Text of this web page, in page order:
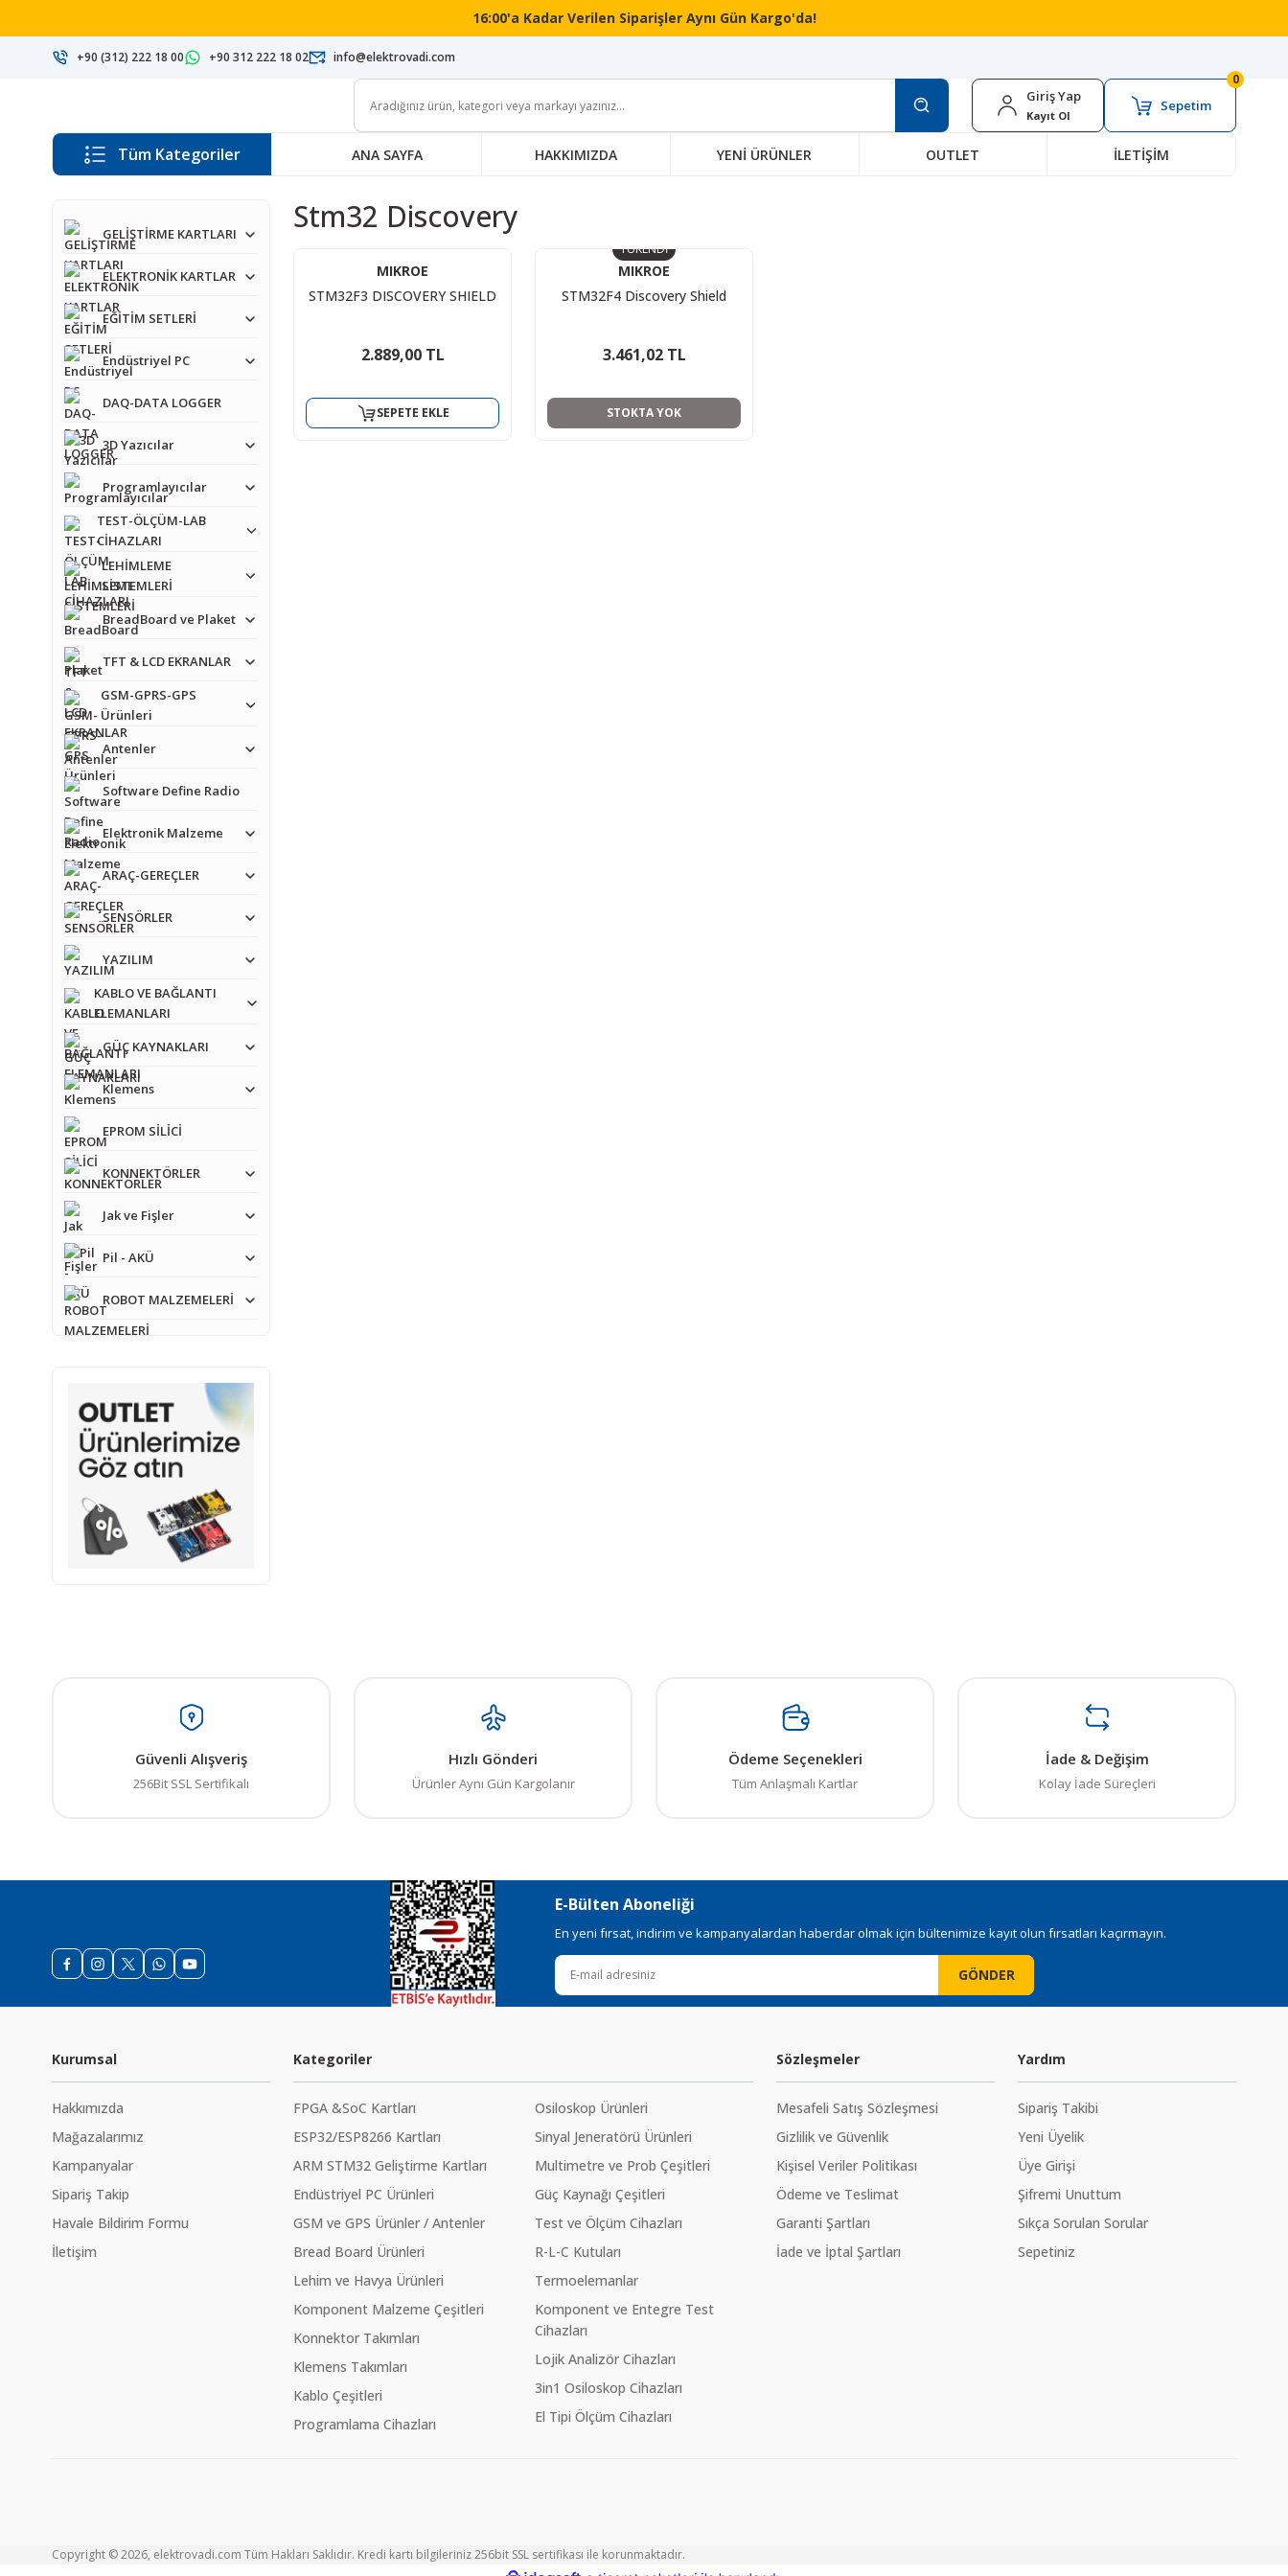
16:00'a Kadar Verilen Siparişler Aynı Gün Kargo'da!
+90 (312) 222 18 00 +90 312 222 18 02 info@elektrovadi.com
Giriş Yap
Kayıt Ol
Sepetim
0
Tüm Kategoriler ANA SAYFA HAKKIMIZDA YENİ ÜRÜNLER OUTLET İLETİŞİM
GELİŞTİRME KARTLARI
ELEKTRONİK KARTLAR
EĞİTİM SETLERİ
Endüstriyel PC
DAQ-DATA LOGGER
3D Yazıcılar
Programlayıcılar
TEST-ÖLÇÜM-LAB
CİHAZLARI
LEHİMLEME
SİSTEMLERİ
BreadBoard ve Plaket
TFT & LCD EKRANLAR
GSM-GPRS-GPS
Ürünleri
Antenler
Software Define Radio
Elektronik Malzeme
ARAÇ-GEREÇLER
SENSÖRLER
YAZILIM
KABLO VE BAĞLANTI
ELEMANLARI
GÜÇ KAYNAKLARI
Klemens
EPROM SİLİCİ
KONNEKTÖRLER
Jak ve Fişler
Pil - AKÜ
ROBOT MALZEMELERİ
Stm32 Discovery
MIKROE
STM32F3 DISCOVERY SHIELD
2.889,00 TL
SEPETE EKLE
TÜKENDİ
MIKROE
STM32F4 Discovery Shield
3.461,02 TL
STOKTA YOK
Güvenli Alışveriş
256Bit SSL Sertifikalı
Hızlı Gönderi
Ürünler Aynı Gün Kargolanır
Ödeme Seçenekleri
Tüm Anlaşmalı Kartlar
İade & Değişim
Kolay İade Süreçleri
E-Bülten Aboneliği
En yeni fırsat, indirim ve kampanyalardan haberdar olmak için bültenimize kayıt olun fırsatları kaçırmayın.
GÖNDER
Kurumsal
Hakkımızda
Mağazalarımız
Kampanyalar
Sipariş Takip
Havale Bildirim Formu
İletişim
Kategoriler
FPGA &SoC Kartları
ESP32/ESP8266 Kartları
ARM STM32 Geliştirme Kartları
Endüstriyel PC Ürünleri
GSM ve GPS Ürünler / Antenler
Bread Board Ürünleri
Lehim ve Havya Ürünleri
Komponent Malzeme Çeşitleri
Konnektor Takımları
Klemens Takımları
Kablo Çeşitleri
Programlama Cihazları
Osiloskop Ürünleri
Sinyal Jeneratörü Ürünleri
Multimetre ve Prob Çeşitleri
Güç Kaynağı Çeşitleri
Test ve Ölçüm Cihazları
R-L-C Kutuları
Termoelemanlar
Komponent ve Entegre Test
Cihazları
Lojik Analizör Cihazları
3in1 Osiloskop Cihazları
El Tipi Ölçüm Cihazları
Sözleşmeler
Mesafeli Satış Sözleşmesi
Gizlilik ve Güvenlik
Kişisel Veriler Politikası
Ödeme ve Teslimat
Garanti Şartları
İade ve İptal Şartları
Yardım
Sipariş Takibi
Yeni Üyelik
Üye Girişi
Şifremi Unuttum
Sıkça Sorulan Sorular
Sepetiniz
Copyright © 2026, elektrovadi.com Tüm Hakları Saklıdır. Kredi kartı bilgileriniz 256bit SSL sertifikası ile korunmaktadır.